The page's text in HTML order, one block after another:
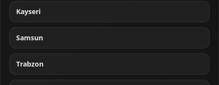
Kayseri
Samsun
Trabzon